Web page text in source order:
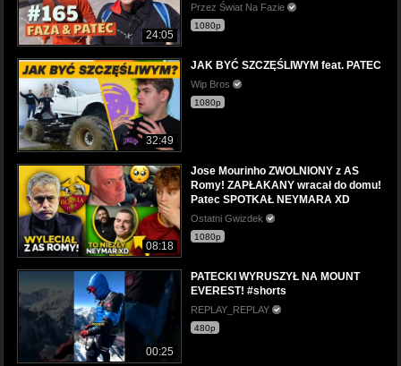
24:05
Przez Świat Na Fazie
1080p
32:49
JAK BYĆ SZCZĘŚLIWYM feat. PATEC
Wip Bros
1080p
08:18
Jose Mourinho ZWOLNIONY z AS
Romy! ZAPŁAKANY wracał do domu!
Patec SPOTKAŁ NEYMARA XD
Ostatni Gwizdek
1080p
00:25
PATECKI WYRUSZYŁ NA MOUNT
EVEREST! #shorts
REPLAY_REPLAY
480p